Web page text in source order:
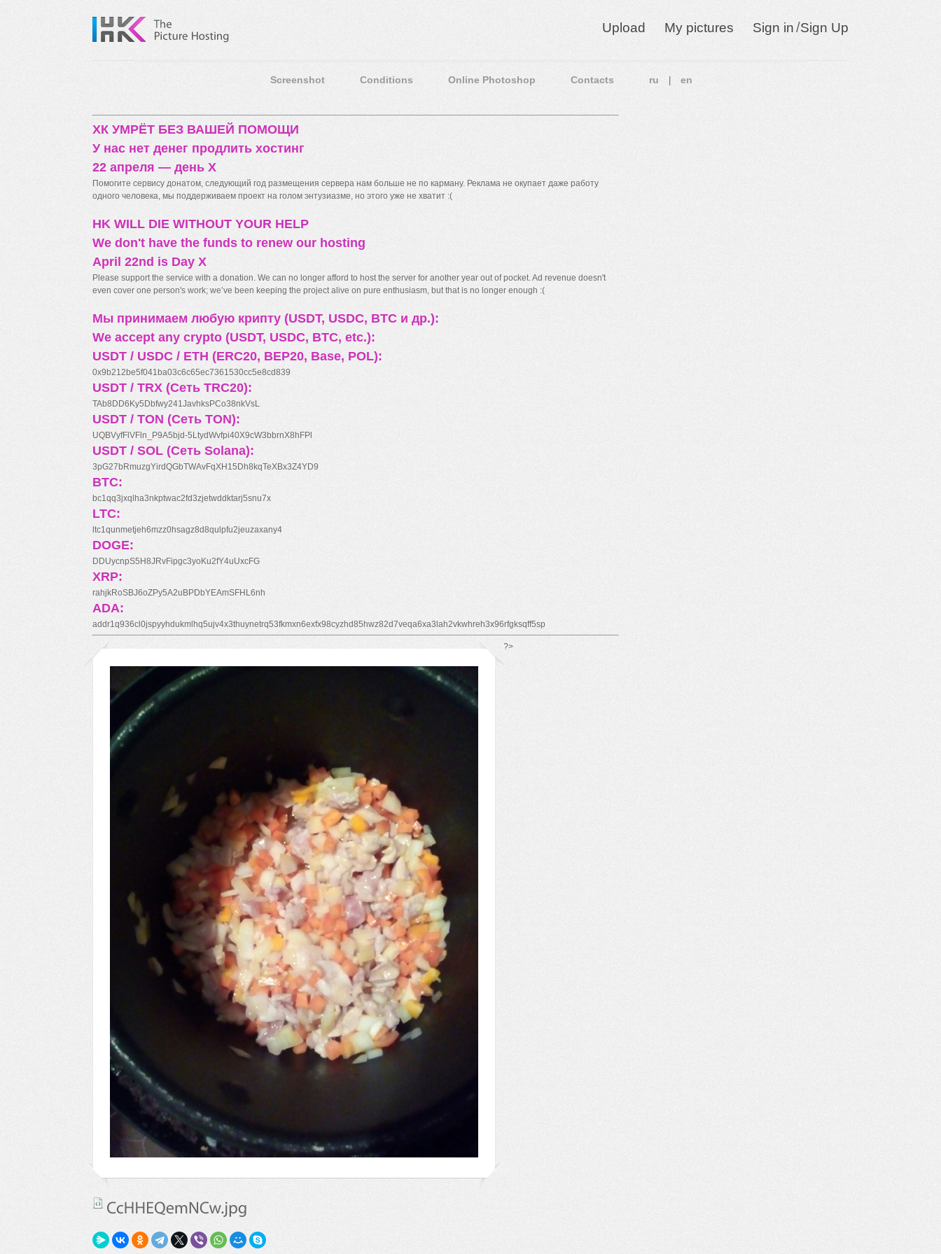
Upload My pictures Sign in/Sign Up
Screenshot Conditions Online Photoshop Contacts ru en
ХК УМРЁТ БЕЗ ВАШЕЙ ПОМОЩИ
У нас нет денег продлить хостинг
22 апреля — день X
Помогите сервису донатом, следующий год размещения сервера нам больше не по карману. Реклама не окупает даже работу
одного человека, мы поддерживаем проект на голом энтузиазме, но этого уже не хватит :(
HK WILL DIE WITHOUT YOUR HELP
We don't have the funds to renew our hosting
April 22nd is Day X
Please support the service with a donation. We can no longer afford to host the server for another year out of pocket. Ad revenue doesn't
even cover one person's work; we’ve been keeping the project alive on pure enthusiasm, but that is no longer enough :(
Мы принимаем любую крипту (USDT, USDC, BTC и др.):
We accept any crypto (USDT, USDC, BTC, etc.):
USDT / USDC / ETH (ERC20, BEP20, Base, POL):
0x9b212be5f041ba03c6c65ec7361530cc5e8cd839
USDT / TRX (Сеть TRC20):
TAb8DD6Ky5Dbfwy241JavhksPCo38nkVsL
USDT / TON (Сеть TON):
UQBVyfFlVFln_P9A5bjd-5LtydWvfpi40X9cW3bbrnX8hFPl
USDT / SOL (Сеть Solana):
3pG27bRmuzgYirdQGbTWAvFqXH15Dh8kqTeXBx3Z4YD9
BTC:
bc1qq3jxqlha3nkptwac2fd3zjetwddktarj5snu7x
LTC:
ltc1qunmetjeh6mzz0hsagz8d8qulpfu2jeuzaxany4
DOGE:
DDUycnpS5H8JRvFipgc3yoKu2fY4uUxcFG
XRP:
rahjkRoSBJ6oZPy5A2uBPDbYEAmSFHL6nh
ADA:
addr1q936cl0jspyyhdukmlhq5ujv4x3thuynetrq53fkmxn6exfx98cyzhd85hwz82d7veqa6xa3lah2vkwhreh3x96rfgksqff5sp
*/ ?>